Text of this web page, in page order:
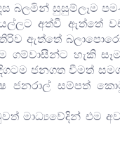
බලමින් සුසුම්ලෑම
අත්වී ඇත්තේ
ඇත්තේ
ගම්වාසීන්ට හැකි
ජනගත වීමත්
ජනරාල් සම්පත්
මාධ්‍යවේදින් එම